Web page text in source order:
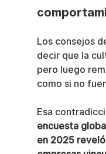
Los consejos
decir que la
pero luego
como si no
Esa
encuesta
en 2025